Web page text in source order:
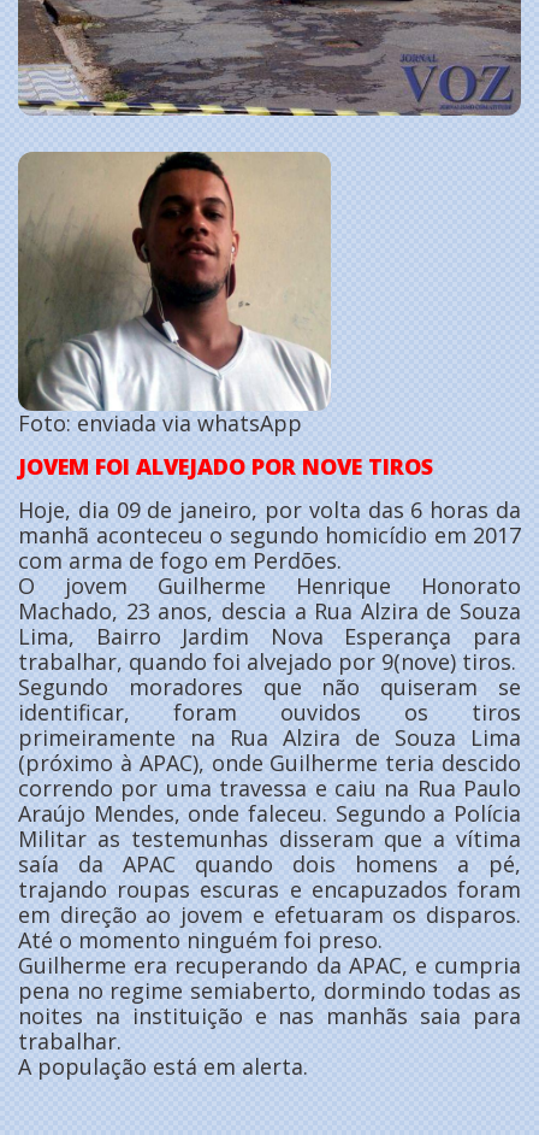
Foto: enviada via whatsApp
JOVEM FOI ALVEJADO POR NOVE TIROS
Hoje, dia 09 de janeiro, por volta das 6 horas da
manhã aconteceu o segundo homicídio em 2017
com arma de fogo em Perdões.
O jovem Guilherme Henrique Honorato
Machado, 23 anos, descia a Rua Alzira de Souza
Lima, Bairro Jardim Nova Esperança para
trabalhar, quando foi alvejado por 9(nove) tiros.
Segundo moradores que não quiseram se
identificar, foram ouvidos os tiros
primeiramente na Rua Alzira de Souza Lima
(próximo à APAC), onde Guilherme teria descido
correndo por uma travessa e caiu na Rua Paulo
Araújo Mendes, onde faleceu. Segundo a Polícia
Militar as testemunhas disseram que a vítima
saía da APAC quando dois homens a pé,
trajando roupas escuras e encapuzados foram
em direção ao jovem e efetuaram os disparos.
Até o momento ninguém foi preso.
Guilherme era recuperando da APAC, e cumpria
pena no regime semiaberto, dormindo todas as
noites na instituição e nas manhãs saia para
trabalhar.
A população está em alerta.